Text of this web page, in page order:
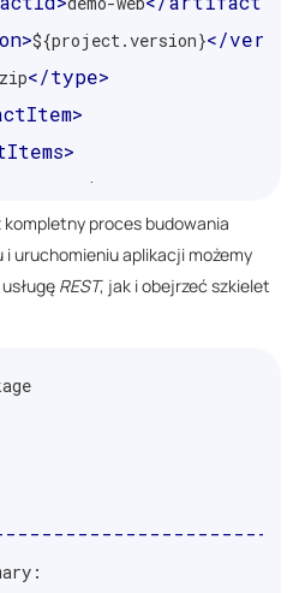
${project.version}</
zip</type>
proces budowania
uruchomieniu aplikacji możemy
REST, jak i obejrzeć szkielet